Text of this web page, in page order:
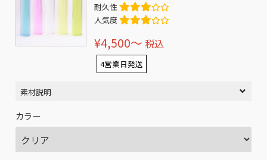
耐久性
人気度
¥4,500〜 税込
4営業日発送
素材説明
カラー